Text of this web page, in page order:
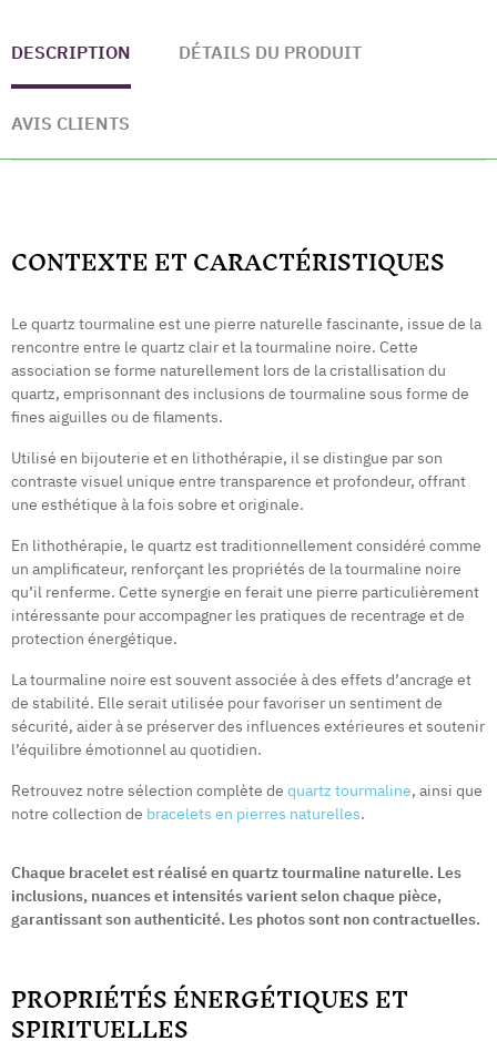
DESCRIPTION DÉTAILS DU PRODUIT
AVIS CLIENTS
CONTEXTE ET CARACTÉRISTIQUES
Le quartz tourmaline est une pierre naturelle fascinante, issue de la
rencontre entre le quartz clair et la tourmaline noire. Cette
association se forme naturellement lors de la cristallisation du
quartz, emprisonnant des inclusions de tourmaline sous forme de
fines aiguilles ou de filaments.
Utilisé en bijouterie et en lithothérapie, il se distingue par son
contraste visuel unique entre transparence et profondeur, offrant
une esthétique à la fois sobre et originale.
En lithothérapie, le quartz est traditionnellement considéré comme
un amplificateur, renforçant les propriétés de la tourmaline noire
qu’il renferme. Cette synergie en ferait une pierre particulièrement
intéressante pour accompagner les pratiques de recentrage et de
protection énergétique.
La tourmaline noire est souvent associée à des effets d’ancrage et
de stabilité. Elle serait utilisée pour favoriser un sentiment de
sécurité, aider à se préserver des influences extérieures et soutenir
l’équilibre émotionnel au quotidien.
Retrouvez notre sélection complète de quartz tourmaline, ainsi que
notre collection de bracelets en pierres naturelles.
Chaque bracelet est réalisé en quartz tourmaline naturelle. Les
inclusions, nuances et intensités varient selon chaque pièce,
garantissant son authenticité. Les photos sont non contractuelles.
PROPRIÉTÉS ÉNERGÉTIQUES ET
SPIRITUELLES